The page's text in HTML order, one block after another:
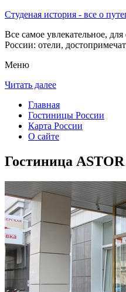
Студеная история - все о
Все самое увлекательное,
России: отели,
Меню
Читать далее
Главная
Гостиницы России
Карта России
О сайте
Гостиница